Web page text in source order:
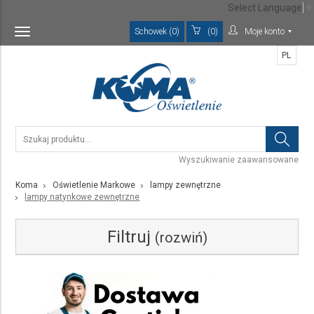
Toggle
navigation
Schowek (0) (0) Moje konto
Wyszukiwanie zaawansowane
PL
Koma Oświetlenie Markowe
lampy zewnętrzne
lampy natynkowe zewnętrzne
Filtruj (rozwiń)
Kategoria
Select Language